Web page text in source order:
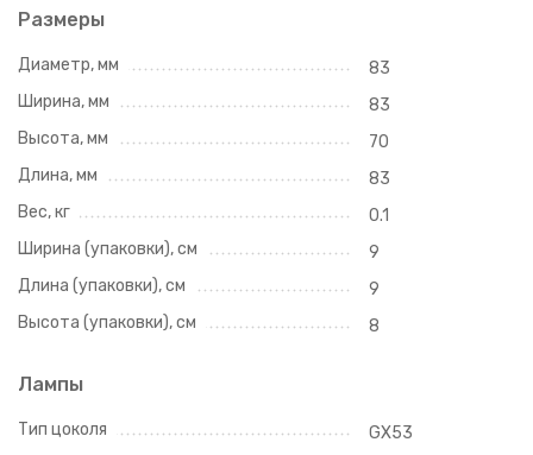
Размеры
Диаметр, мм
83
Ширина, мм
83
Высота, мм
70
Длина, мм
83
Вес, кг
0.1
Ширина (упаковки), см
9
Длина (упаковки), см
9
Высота (упаковки), см
8
Лампы
Тип цоколя
GX53